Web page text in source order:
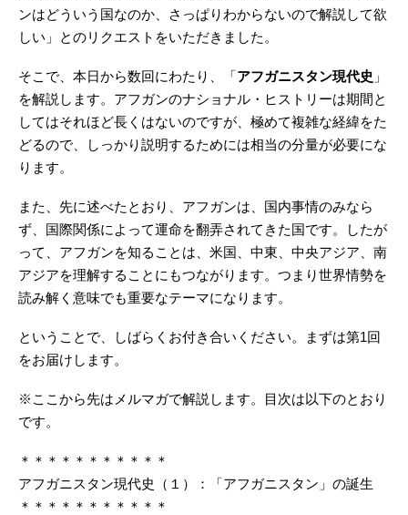
ンはどういう国なのか、さっぱりわからないので解説して欲
しい」とのリクエストをいただきました。
そこで、本日から数回にわたり、「アフガニスタン現代史 」
を解説します。アフガンのナショナル・ヒストリーは期間と
してはそれほど長くはないのですが、極めて複雑な経緯をた
どるので、しっかり説明するためには相当の分量が必要にな
ります。
また、先に述べたとおり、アフガンは、国内事情のみなら
ず、国際関係によって運命を翻弄されてきた国です。したが
って、アフガンを知ることは、米国、中東、中央アジア、南
アジアを理解することにもつながります。つまり世界情勢を
読み解く意味でも重要なテーマになります。
ということで、しばらくお付き合いください。まずは第1回
をお届けします。
※ここから先はメルマガで解説します。目次は以下のとおり
です。
＊＊＊＊＊＊＊＊＊＊＊
アフガニスタン現代史（１）：「アフガニスタン」の誕生
＊＊＊＊＊＊＊＊＊＊＊